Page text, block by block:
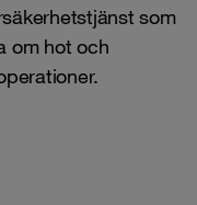
som
om hot och